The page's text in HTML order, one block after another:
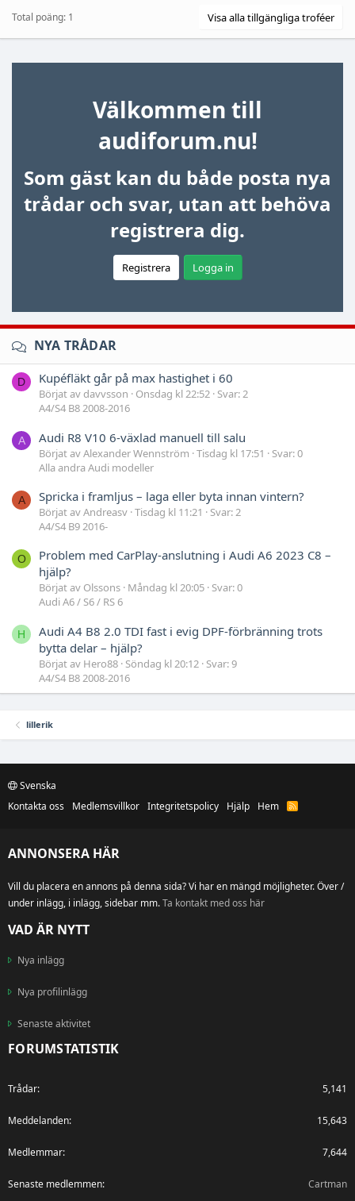
Total poäng: 1 Visa alla tillgängliga troféer
Välkommen till
audiforum.nu!
Som gäst kan du både posta nya
trådar och svar, utan att behöva
registrera dig.
Registrera Logga in
NYA TRÅDAR
D Kupéfläkt går på max hastighet i 60
Börjat av davvsson Onsdag kl 22:52 Svar: 2
A4/S4 B8 2008-2016
A Audi R8 V10 6-växlad manuell till salu
Börjat av Alexander Wennström Tisdag kl 17:51
Svar: 0
Alla andra Audi modeller
A Spricka i framljus – laga eller byta innan vintern?
Börjat av Andreasv Tisdag kl 11:21
Svar: 2
A4/S4 B9 2016-
O
Problem med CarPlay-anslutning i Audi A6 2023 C8 –
hjälp?
Börjat av Olssons Måndag kl 20:05 Svar: 0
Audi A6 / S6 / RS 6
H
Audi A4 B8 2.0 TDI fast i evig DPF-förbränning trots
bytta delar – hjälp?
Börjat av Hero88 Söndag kl 20:12 Svar: 9
A4/S4 B8 2008-2016
lillerik
Svenska
Kontakta oss
Medlemsvillkor Integritetspolicy Hjälp Hem
R
ANNONSERA HÄR
Vill du placera en annons på denna sida? Vi har en mängd möjligheter. Över /
under inlägg, i inlägg, sidebar mm.Ta kontakt med oss här
VAD ÄR NYTT
Nya inlägg
Nya profilinlägg
Senaste aktivitet
FORUMSTATISTIK
Trådar 5,141
Meddelanden 15,643
Medlemmar 7,644
Senaste medlemmen Cartman